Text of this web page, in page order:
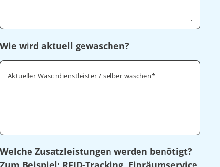
Wie wird aktuell gewaschen?
Aktueller Waschdienstleister / selber waschen
Welche Zusatzleistungen werden benötigt?
Zum Beispiel: RFID-Tracking, Einräumservice,